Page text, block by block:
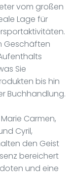
vom großen
Lage für
Geschäften
Sie
bis hin
Buchhandlung.
Carmen,
Cyril,
den Geist
bereichert
und eine